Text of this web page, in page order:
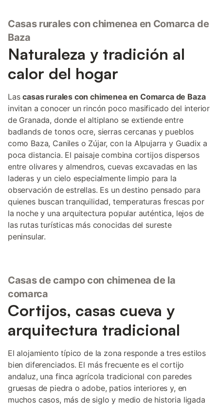
Casas rurales con chimenea en Comarca de
Baza
Naturaleza y tradición al
calor del hogar
Lascasas rurales con chimenea en Comarca de Baza
invitan a conocer un rincón poco masificado del interior
de Granada, donde el altiplano se extiende entre
badlands de tonos ocre, sierras cercanas y pueblos
como Baza, Caniles o Zújar, con la Alpujarra y Guadix a
poca distancia. El paisaje combina cortijos dispersos
entre olivares y almendros, cuevas excavadas en las
laderas y un cielo especialmente limpio para la
observación de estrellas. Es un destino pensado para
quienes buscan tranquilidad, temperaturas frescas por
la noche y una arquitectura popular auténtica, lejos de
las rutas turísticas más conocidas del sureste
peninsular.
Casas de campo con chimenea de la
comarca
Cortijos, casas cueva y
arquitectura tradicional
El alojamiento típico de la zona responde a tres estilos
bien diferenciados. El más frecuente es el cortijo
andaluz, una finca agrícola tradicional con paredes
gruesas de piedra o adobe, patios interiores y, en
muchos casos, más de siglo y medio de historia ligada